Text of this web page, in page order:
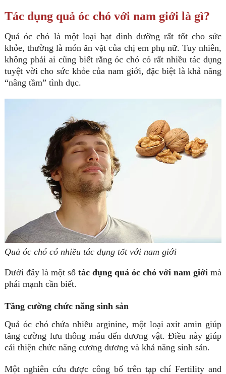
Tác dụng quả óc chó với nam giới là gì?
Quả óc chó là một loại hạt dinh dưỡng rất tốt cho sức
khỏe, thường là món ăn vặt của chị em phụ nữ. Tuy nhiên,
không phải ai cũng biết rằng óc chó có rất nhiều tác dụng
tuyệt vời cho sức khỏe của nam giới, đặc biệt là khả năng
“nâng tầm” tình dục.
Quả óc chó có nhiều tác dụng tốt với nam giới
Dưới đây là một số tác dụng quả óc chó với nam giới mà
phái mạnh cần biết.
Tăng cường chức năng sinh sản
Quả óc chó chứa nhiều arginine, một loại axit amin giúp
tăng cường lưu thông máu đến dương vật. Điều này giúp
cải thiện chức năng cương dương và khả năng sinh sản.
Một nghiên cứu được công bố trên tạp chí Fertility and